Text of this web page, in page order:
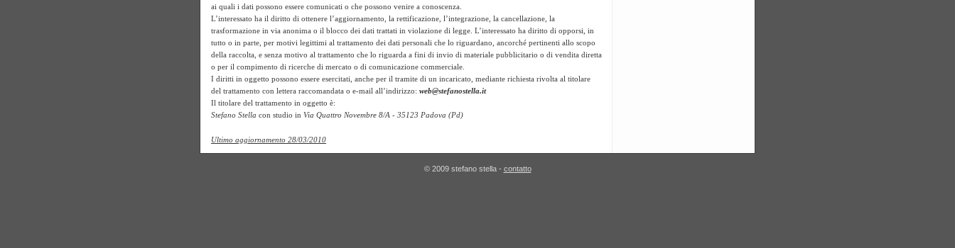
ai quali i dati possono essere comunicati o che possono venire a conoscenza.
L’interessato ha il diritto di ottenere l’aggiornamento, la rettificazione, l’integrazione, la cancellazione, la
trasformazione in via anonima o il blocco dei dati trattati in violazione di legge. L’interessato ha diritto di opporsi, in
tutto o in parte, per motivi legittimi al trattamento dei dati personali che lo riguardano, ancorché pertinenti allo scopo
della raccolta, e senza motivo al trattamento che lo riguarda a fini di invio di materiale pubblicitario o di vendita diretta
o per il compimento di ricerche di mercato o di comunicazione commerciale.
I diritti in oggetto possono essere esercitati, anche per il tramite di un incaricato, mediante richiesta rivolta al titolare
del trattamento con lettera raccomandata o e-mail all’indirizzo: web@stefanostella.it
Il titolare del trattamento in oggetto è:
Stefano Stella con studio in Via Quattro Novembre 8/A - 35123 Padova (Pd)
Ultimo aggiornamento 28/03/2010
© 2009 stefano stella - contatto